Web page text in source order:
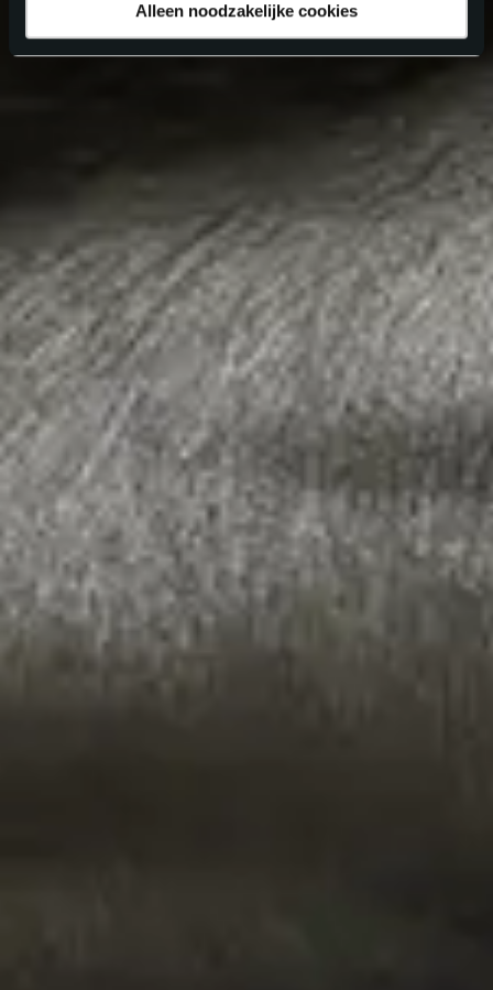
Alleen noodzakelijke cookies